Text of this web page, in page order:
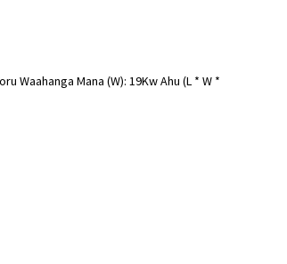
Waahanga Mana (W): 19Kw Ahu (L * W *